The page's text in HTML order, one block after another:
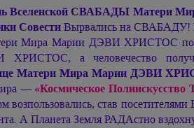
Вселенской СВАБАДЫ Матери
СовестиВырвались на СВАБАДУ! И
МираМарии ДЭВИ ХРИСТОС
ХРИСТОС, а человечество
Матери Мира Марии ДЭВИ
— «Космическое
возпользовались, став
А Планета Земля РАДАстно